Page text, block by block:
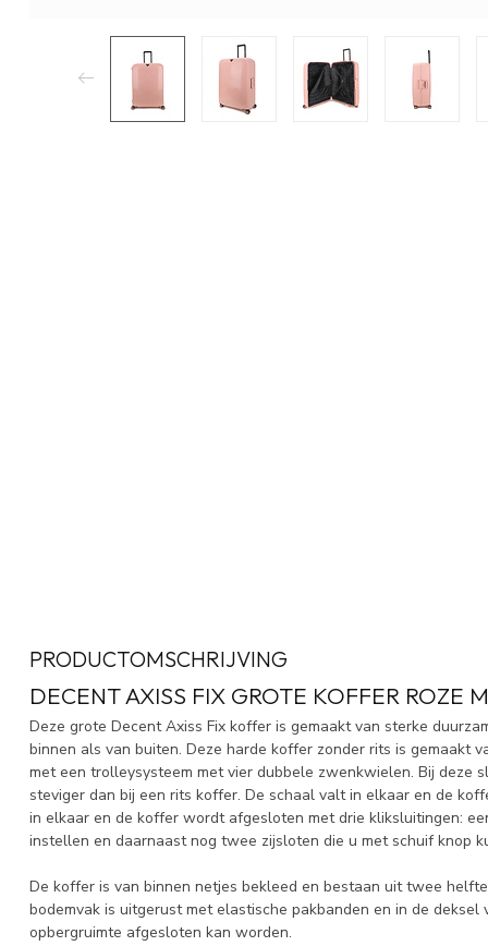
PRODUCTOMSCHRIJVING
DECENT AXISS FIX GROTE KOFFER ROZE
Deze grote Decent Axiss Fix koffer is gemaakt van sterke
binnen als van buiten. Deze harde koffer zonder rits is gemaakt
met een trolleysysteem met vier dubbele zwenkwielen. Bij deze
steviger dan bij een rits koffer. De schaal valt in elkaar en de
in elkaar en de koffer wordt afgesloten met drie kliksluitingen:
instellen en daarnaast nog twee zijsloten die u met schuif knop
De koffer is van binnen netjes bekleed en bestaan uit twee
bodemvak is uitgerust met elastische pakbanden en in de
opbergruimte afgesloten kan worden.